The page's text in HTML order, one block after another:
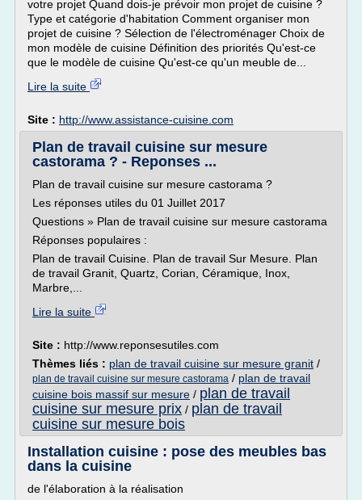
votre projet Quand dois-je prévoir mon projet de cuisine ?
Type et catégorie d'habitation Comment organiser mon
projet de cuisine ? Sélection de l'électroménager Choix de
mon modèle de cuisine Définition des priorités Qu'est-ce
que le modèle de cuisine Qu'est-ce qu'un meuble de...
Lire la suite
Site : http://www.assistance-cuisine.com
Plan de travail cuisine sur mesure
castorama ? - Reponses ...
Plan de travail cuisine sur mesure castorama ?
Les réponses utiles du 01 Juillet 2017
Questions » Plan de travail cuisine sur mesure castorama
Réponses populaires :
Plan de travail Cuisine. Plan de travail Sur Mesure. Plan
de travail Granit, Quartz, Corian, Céramique, Inox,
Marbre,...
Lire la suite
Site : http://www.reponsesutiles.com
Thèmes liés : plan de travail cuisine sur mesure granit /
plan de travail cuisine sur mesure castorama / plan de travail
cuisine bois massif sur mesure / plan de travail
cuisine sur mesure prix / plan de travail
cuisine sur mesure bois
Installation cuisine : pose des meubles bas
dans la cuisine
de l'élaboration à la réalisation